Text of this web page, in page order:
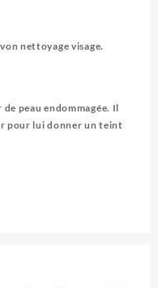
nettoyage visage.
peau endommagée. Il
pour lui donner un teint